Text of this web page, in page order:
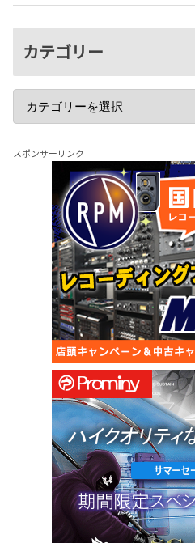
カテゴリー
スポンサーリンク